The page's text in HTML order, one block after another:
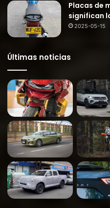
Placas de
significan
2025-05-15
Últimas noticias